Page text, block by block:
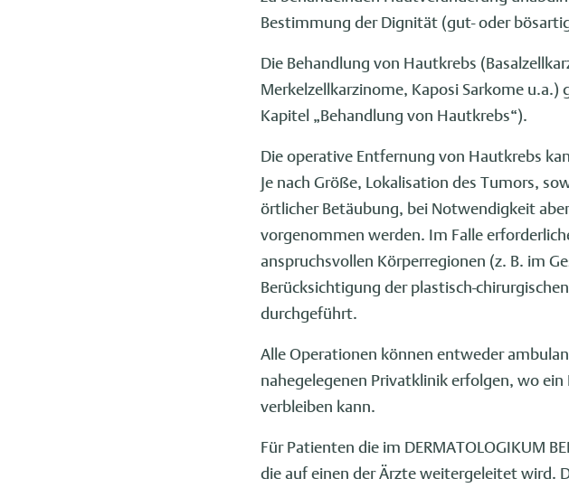
Bestimmung der Dignität (gut- oder
Die Behandlung von Hautkrebs
Merkelzellkarzinome, Kaposi Sarkome u.a.)
Kapitel „Behandlung von Hautkrebs“).
Die operative Entfernung von Hautkrebs
Je nach Größe, Lokalisation des Tumors,
örtlicher Betäubung, bei Notwendigkeit
vorgenommen werden. Im Falle
anspruchsvollen Körperregionen (z. B. im
Berücksichtigung der plastisch-
durchgeführt.
Alle Operationen können entweder
nahegelegenen Privatklinik erfolgen, wo
verbleiben kann.
Für Patienten die im DERMATOLOGIKUM
die auf einen der Ärzte weitergeleitet wird.